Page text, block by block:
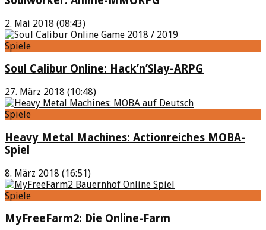
2. Mai 2018 (08:43)
Spiele
Soul Calibur Online: Hack’n’Slay-ARPG
27. März 2018 (10:48)
Spiele
Heavy Metal Machines: Actionreiches MOBA-
Spiel
8. März 2018 (16:51)
Spiele
MyFreeFarm2: Die Online-Farm